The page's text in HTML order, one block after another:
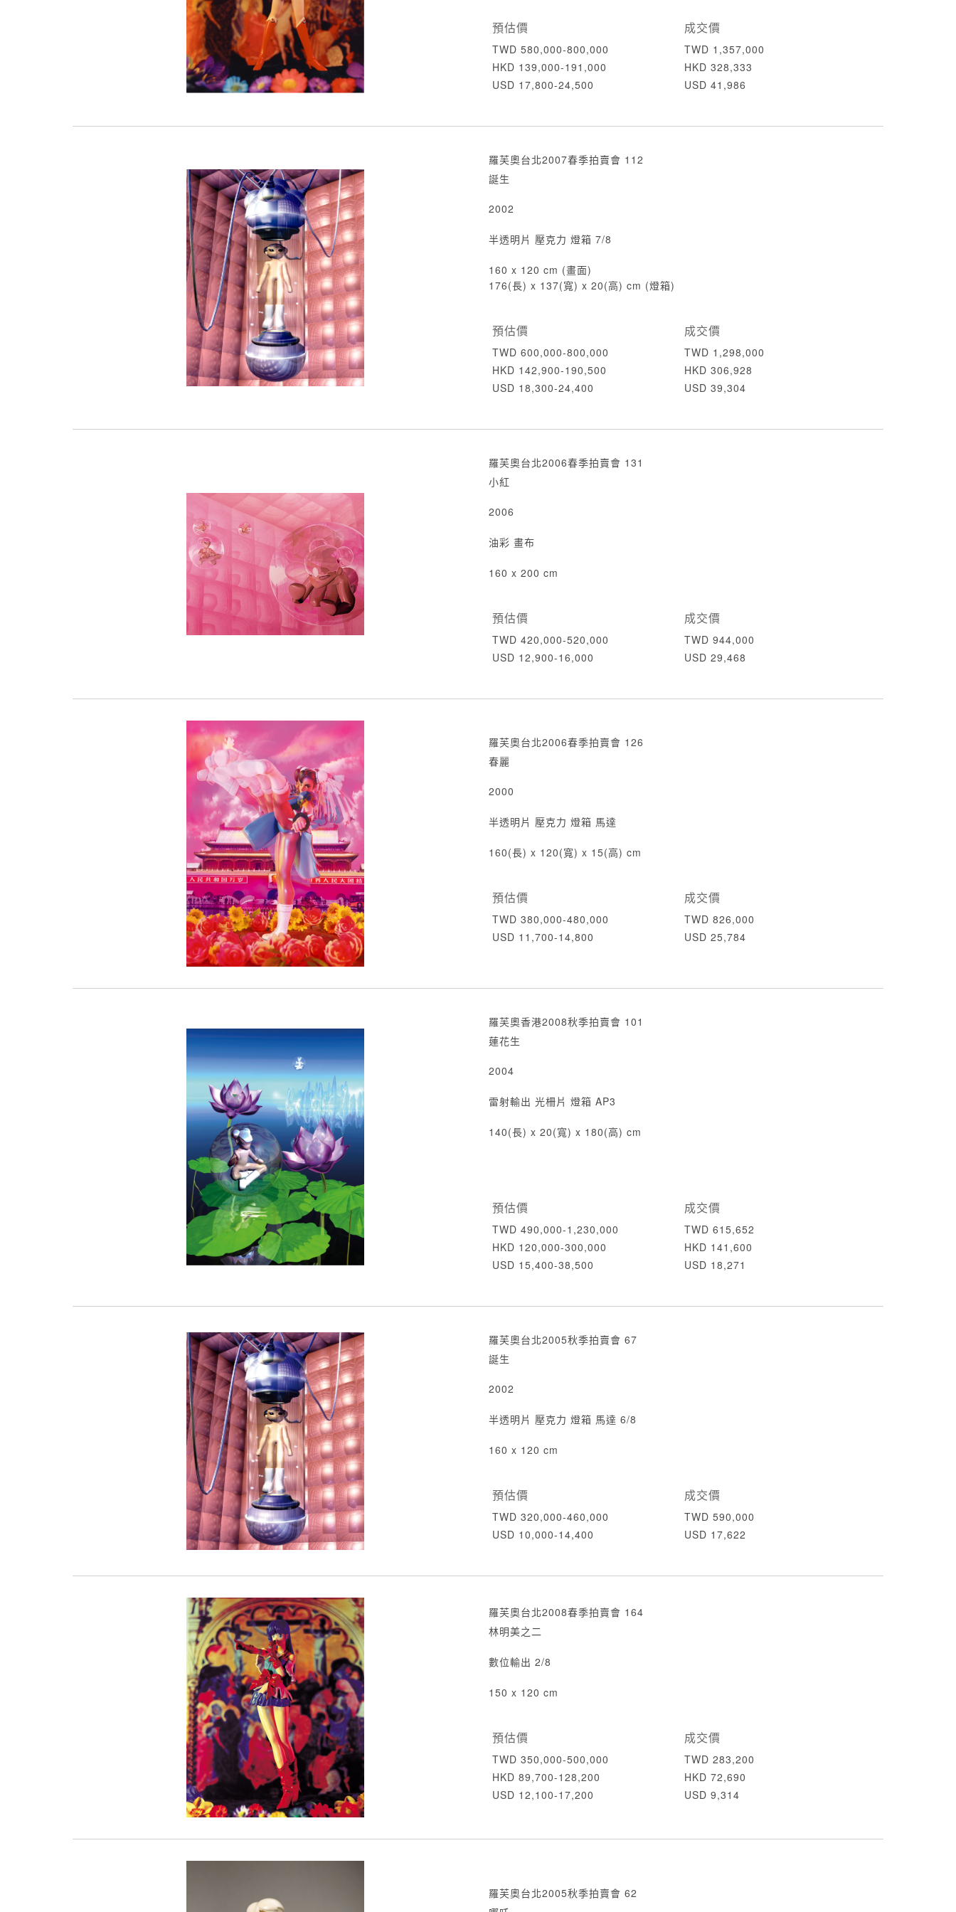
預估價
TWD 580,000-800,000
HKD 139,000-191,000
USD 17,800-24,500
成交價
TWD 1,357,000
HKD 328,333
USD 41,986
羅芙奧台北2007春季拍賣會 112
誕生
2002
半透明片 壓克力 燈箱 7/8
160 x 120 cm (畫面)
176(長) x 137(寬) x 20(高) cm (燈箱)
預估價
TWD 600,000-800,000
HKD 142,900-190,500
USD 18,300-24,400
成交價
TWD 1,298,000
HKD 306,928
USD 39,304
羅芙奧台北2006春季拍賣會 131
小紅
2006
油彩 畫布
160 x 200 cm
預估價
TWD 420,000-520,000
USD 12,900-16,000
成交價
TWD 944,000
USD 29,468
羅芙奧台北2006春季拍賣會 126
春麗
2000
半透明片 壓克力 燈箱 馬達
160(長) x 120(寬) x 15(高) cm
預估價
TWD 380,000-480,000
USD 11,700-14,800
成交價
TWD 826,000
USD 25,784
羅芙奧香港2008秋季拍賣會 101
蓮花生
2004
雷射輸出 光柵片 燈箱 AP3
140(長) x 20(寬) x 180(高) cm
預估價
TWD 490,000-1,230,000
HKD 120,000-300,000
USD 15,400-38,500
成交價
TWD 615,652
HKD 141,600
USD 18,271
羅芙奧台北2005秋季拍賣會 67
誕生
2002
半透明片 壓克力 燈箱 馬達 6/8
160 x 120 cm
預估價
TWD 320,000-460,000
USD 10,000-14,400
成交價
TWD 590,000
USD 17,622
羅芙奧台北2008春季拍賣會 164
林明美之二
數位輸出 2/8
150 x 120 cm
預估價
TWD 350,000-500,000
HKD 89,700-128,200
USD 12,100-17,200
成交價
TWD 283,200
HKD 72,690
USD 9,314
羅芙奧台北2005秋季拍賣會 62